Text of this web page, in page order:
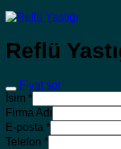
Reflü
Fiyat sor
İsim *
Firma Adı
E-posta *
Telefon *